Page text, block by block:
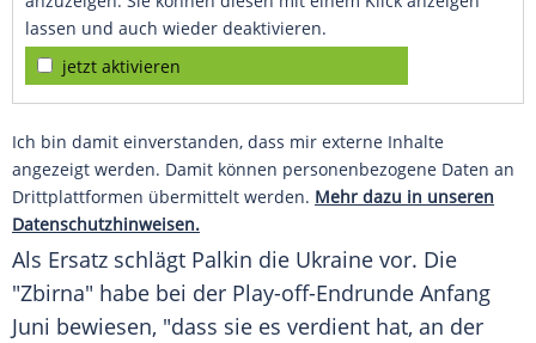
lassen und auch wieder deaktivieren.
jetzt aktivieren
Ich bin damit einverstanden, dass mir externe Inhalte
angezeigt werden. Damit können personenbezogene Daten an
Drittplattformen übermittelt werden. Mehr dazu in unseren
Datenschutzhinweisen.
Als Ersatz schlägt Palkin die Ukraine vor. Die
"Zbirna" habe bei der Play-off-Endrunde Anfang
Juni bewiesen, "dass sie es verdient hat, an der